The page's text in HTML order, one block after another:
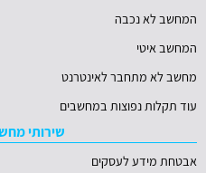
המחשב לא נכבה
המחשב איטי
מחשב לא מתחבר לאינטרנט
עוד תקלות נפוצות במחשבים
שירותי
אבטחת מידע לעסקים